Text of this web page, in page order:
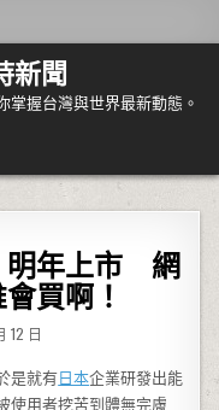
新聞
握台灣與世界最新動態。
明年上市 網
買啊！
12 日
是就有日本企業研發出能
使用者挖苦到體無完膚